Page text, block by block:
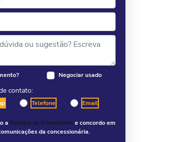
Negociar usado
contato:
Telefone Email
a Política de Privacidade e concordo em
da concessionária.